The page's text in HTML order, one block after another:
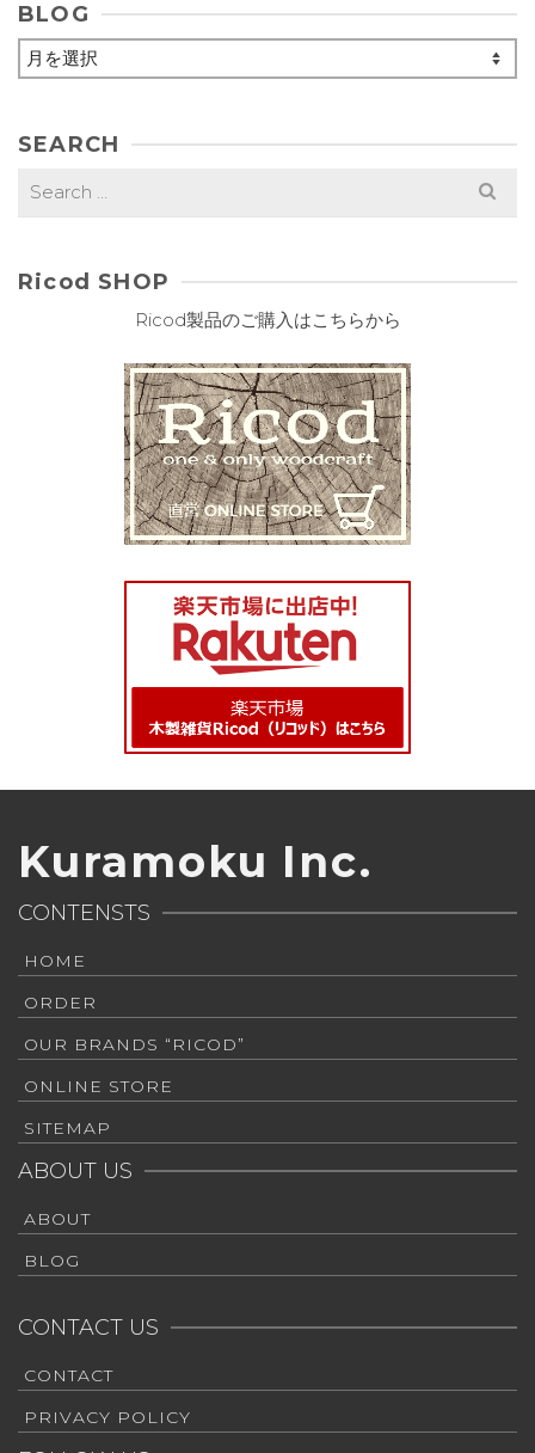
BLOG
BLOG
SEARCH
Search
Ricod SHOP
Ricod製品のご購入はこちらから
Kuramoku Inc.
CONTENSTS
HOME
ORDER
OUR BRANDS “RICOD”
ONLINE STORE
SITEMAP
ABOUT US
ABOUT
BLOG
CONTACT US
CONTACT
PRIVACY POLICY